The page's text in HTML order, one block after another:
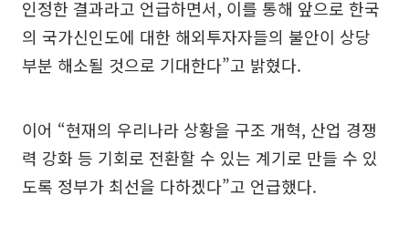
인정한 결과라고 언급하면서, 이를 통해 앞으로 한국
의 국가신인도에 대한 해외투자자들의 불안이 상당
부분 해소될 것으로 기대한다”고 밝혔다.
이어 “현재의 우리나라 상황을 구조 개혁, 산업 경쟁
력 강화 등 기회로 전환할 수 있는 계기로 만들 수 있
도록 정부가 최선을 다하겠다”고 언급했다.